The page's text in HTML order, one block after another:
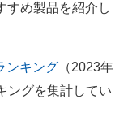
すめ製品を紹介し
ンキング （2023年
ングを集計してい